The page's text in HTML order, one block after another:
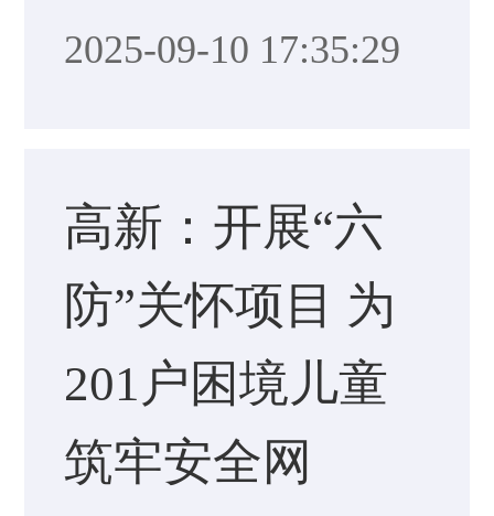
2025-09-10 17:35:29
高新：开展“六
防”关怀项目 为
201户困境儿童
筑牢安全网